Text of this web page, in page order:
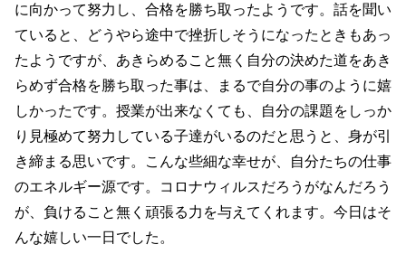
に向かって努力し、合格を勝ち取ったようです。話を聞い
ていると、どうやら途中で挫折しそうになったときもあっ
たようですが、あきらめること無く自分の決めた道をあき
らめず合格を勝ち取った事は、まるで自分の事のように嬉
しかったです。授業が出来なくても、自分の課題をしっか
り見極めて努力している子達がいるのだと思うと、身が引
き締まる思いです。こんな些細な幸せが、自分たちの仕事
のエネルギー源です。コロナウィルスだろうがなんだろう
が、負けること無く頑張る力を与えてくれます。今日はそ
んな嬉しい一日でした。